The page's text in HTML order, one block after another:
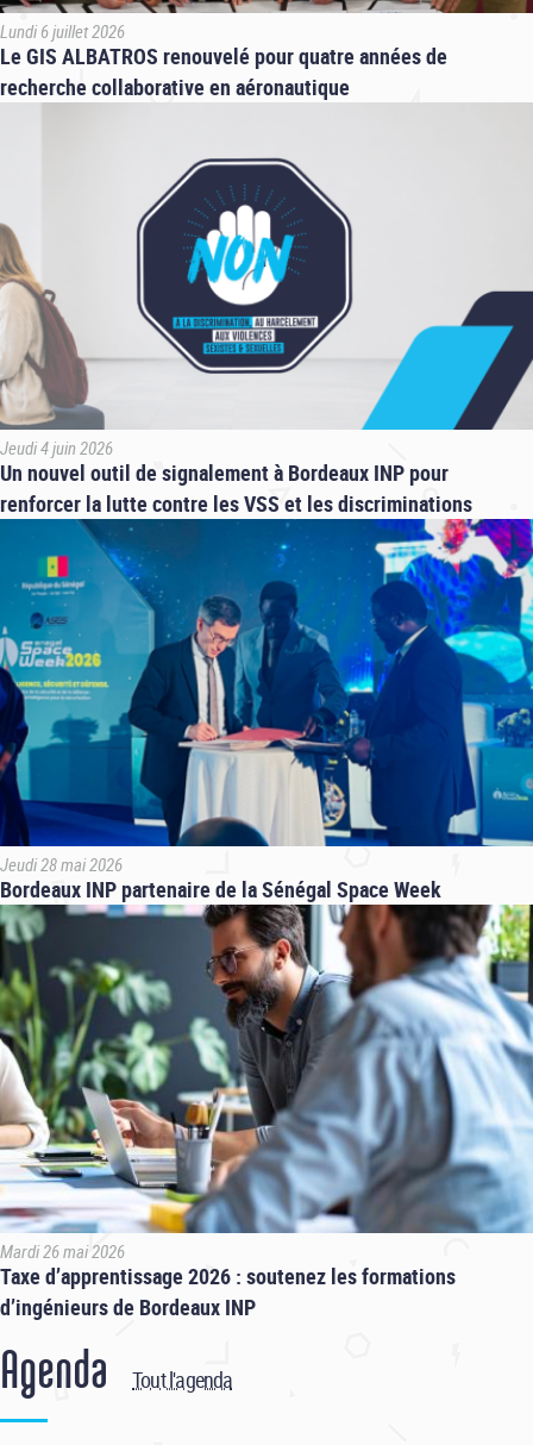
Lundi 6 juillet 2026
Le GIS ALBATROS renouvelé pour quatre années de
recherche collaborative en aéronautique
Jeudi 4 juin 2026
Un nouvel outil de signalement à Bordeaux INP pour
renforcer la lutte contre les VSS et les discriminations
Jeudi 28 mai 2026
Bordeaux INP partenaire de la Sénégal Space Week
Mardi 26 mai 2026
Taxe d’apprentissage 2026 : soutenez les formations
d’ingénieurs de Bordeaux INP
Agenda Tout l'agenda